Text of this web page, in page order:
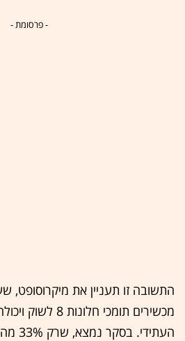
- פרסומת -
התשובה זו תעניין את מיקרוסופט,
מכשירים תומכי